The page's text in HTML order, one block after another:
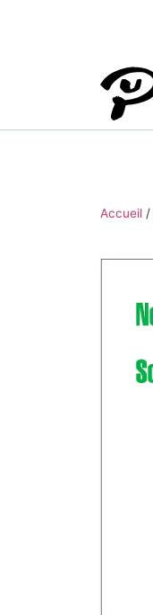
Accueil /